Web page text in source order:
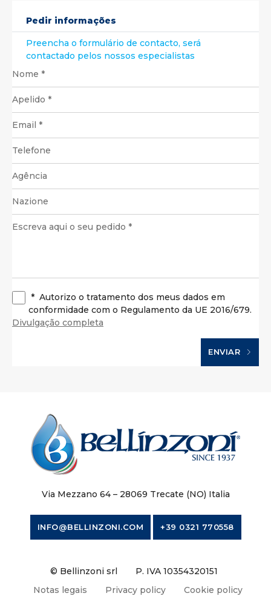
Pedir informações
Preencha o formulário de contacto, será
contactado pelos nossos especialistas
* Autorizo o tratamento dos meus dados em
conformidade com o Regulamento da UE 2016/679.
Divulgação completa
ENVIAR
Via Mezzano 64 – 28069 Trecate (NO) Italia
INFO@BELLINZONI.COM +39 0321 770558
© Bellinzoni srl
P. IVA 10354320151
Notas legais
Privacy policy Cookie policy